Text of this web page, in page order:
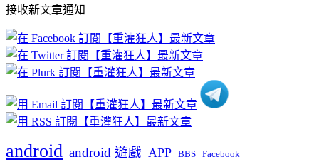
文
章
分
類
接收新文章通知
android android 遊戲 APP BBS Facebook